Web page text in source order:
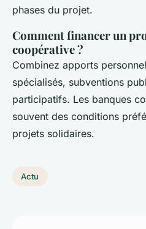
phases du projet.
Comment financer un
coopérative ?
Combinez apports
spécialisés, subventions
participatifs. Les banques
souvent des conditions
projets solidaires.
Actu